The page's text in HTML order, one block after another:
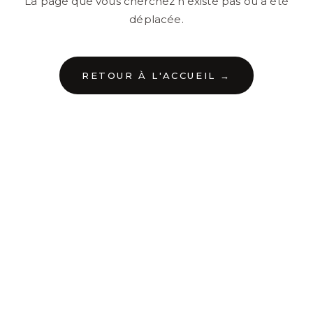
déplacée.
RETOUR À L'ACCUEIL →